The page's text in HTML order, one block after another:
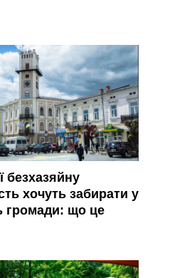
безхазяйну
хочуть забирати у
громади: що це